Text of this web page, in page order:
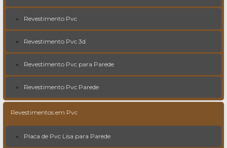
Revestimento Pvc
Revestimento Pvc 3d
Revestimento Pvc para Parede
Revestimento Pvc Parede
Revestimentos em Pvc
Placa de Pvc Lisa para Parede